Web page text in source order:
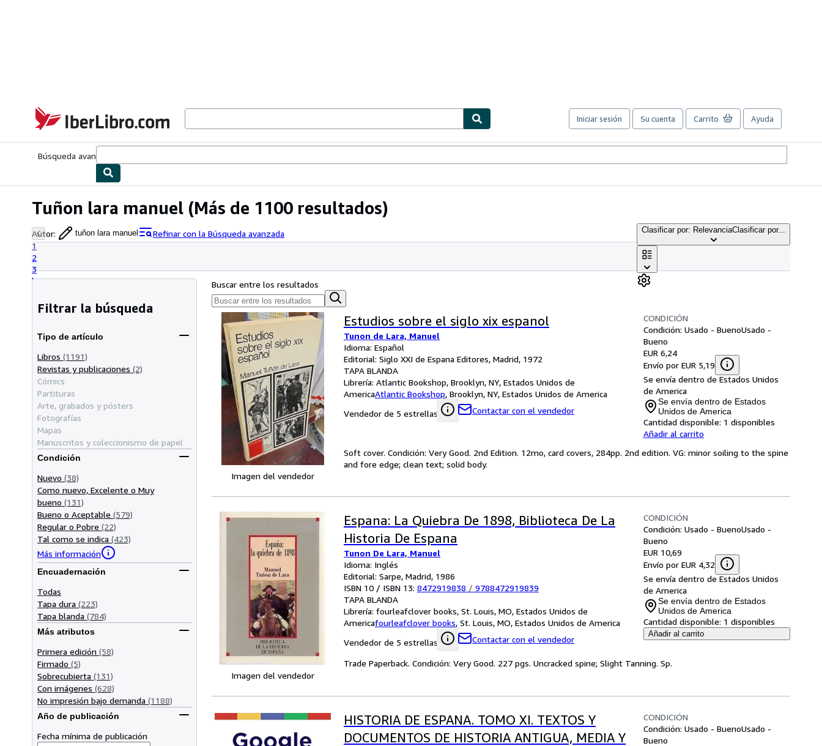
IberLibro.com
Iniciar sesión Su cuenta Carrito Ayuda
Búsqueda avanzada
Tuñon lara manuel (Más de 1100 resultados)
Autor: tuñon lara manuel
Refinar con la Búsqueda avanzada
1
2
3
Clasificar por: RelevanciaClasificar por...
Filtrar la búsqueda
Tipo de artículo
Libros (1191)
Revistas y publicaciones (2)
Cómics
Partituras
Arte, grabados y pósters
Fotografías
Mapas
Manuscritos y coleccionismo de papel
Condición
Nuevo (38)
Como nuevo, Excelente o Muy
bueno (131)
Bueno o Aceptable (579)
Regular o Pobre (22)
Tal como se indica (423)
Más información
Encuadernación
Todas
Tapa dura (223)
Tapa blanda (784)
Más atributos
Primera edición (58)
Firmado (5)
Sobrecubierta (131)
Con imágenes (628)
No impresión bajo demanda (1188)
Año de publicación
Fecha mínima de publicación
Buscar entre los resultados
Imagen del vendedor
Estudios sobre el siglo xix espanol
Tunon de Lara, Manuel
Idioma: Español
Editorial: Siglo XXI de Espana Editores, Madrid, 1972
TAPA BLANDA
Librería: Atlantic Bookshop, Brooklyn, NY, Estados Unidos de
AmericaAtlantic Bookshop, Brooklyn, NY, Estados Unidos de America
Vendedor de 5 estrellas
Contactar con el vendedor
CONDICIÓN
Condición: Usado - BuenoUsado -
Bueno
EUR 6,24
Envío por EUR 5,19
Se envía dentro de Estados Unidos
de America
Se envía dentro de Estados
Unidos de America
Cantidad disponible: 1 disponibles
Añadir al carrito
Soft cover. Condición: Very Good. 2nd Edition. 12mo, card covers, 284pp. 2nd edition. VG: minor soiling to the spine
and fore edge; clean text; solid body.
Imagen del vendedor
Espana: La Quiebra De 1898, Biblioteca De La
Historia De Espana
Tunon De Lara, Manuel
Idioma: Inglés
Editorial: Sarpe, Madrid, 1986
ISBN 10 / ISBN 13: 8472919838 / 9788472919839
TAPA BLANDA
Librería: fourleafclover books, St. Louis, MO, Estados Unidos de
Americafourleafclover books, St. Louis, MO, Estados Unidos de America
Vendedor de 5 estrellas
Contactar con el vendedor
CONDICIÓN
Condición: Usado - BuenoUsado -
Bueno
EUR 10,69
Envío por EUR 4,32
Se envía dentro de Estados Unidos
de America
Se envía dentro de Estados
Unidos de America
Cantidad disponible: 1 disponibles
Añadir al carrito
Trade Paperback. Condición: Very Good. 227 pgs. Uncracked spine; Slight Tanning. Sp.
HISTORIA DE ESPANA. TOMO XI. TEXTOS Y
DOCUMENTOS DE HISTORIA ANTIGUA, MEDIA Y
CONDICIÓN
Condición: Usado - BuenoUsado -
Bueno